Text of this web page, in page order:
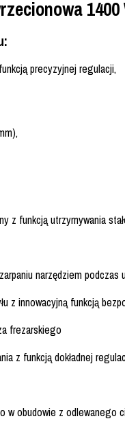
1400
precyzyjnej regulacji,
z funkcją utrzymywania
narzędziem podczas
z innowacyjną funkcją
frezarskiego
z funkcją dokładnej
w obudowie z odlewanego